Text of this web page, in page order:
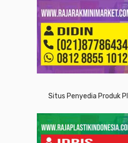
Situs Penyedia Produk